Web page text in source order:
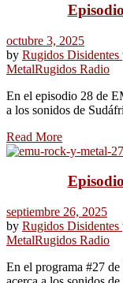
octubre 3, 2025
by Rugidos Disidentes
MetalRugidos Radio
En el episodio 28 de
a los sonidos de
Read More
septiembre 26, 2025
by Rugidos Disidentes
MetalRugidos Radio
En el programa #27